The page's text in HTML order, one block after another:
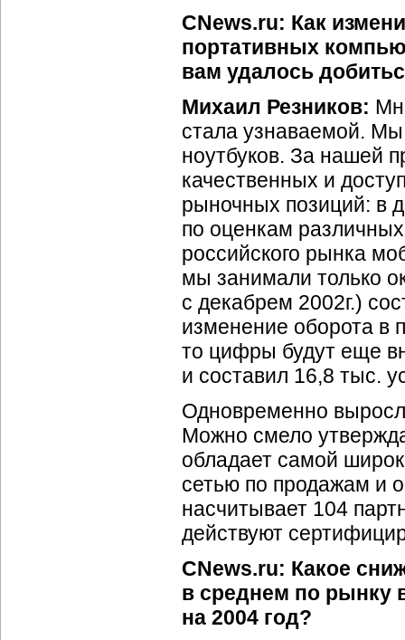
CNews.ru: Как
портативных
вам удалось
Михаил Резников:
стала узнаваемой. Мы
ноутбуков. За нашей
качественных и
рыночных позиций: в
по оценкам
российского рынка
мы занимали только
с декабрем 2002г.)
изменение оборота в
то цифры будут еще
и составил 16,8 тыс.
Одновременно
Можно смело
обладает самой
сетью по продажам и
насчитывает 104
действуют
CNews.ru: Какое
в среднем по рынку
на 2004 год?